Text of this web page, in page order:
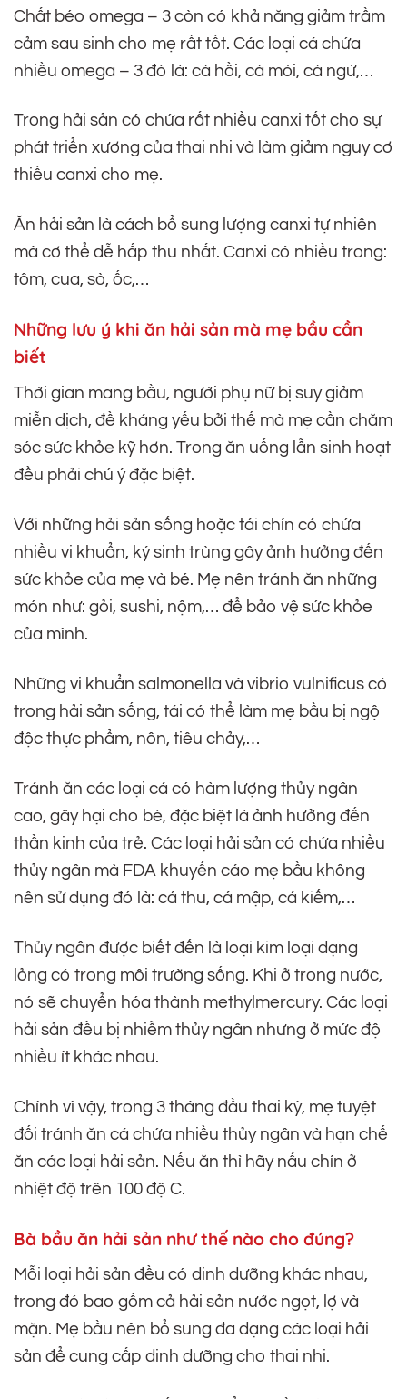
Chất béo omega – 3 còn có khả năng giảm trầm
cảm sau sinh cho mẹ rất tốt. Các loại cá chứa
nhiều omega – 3 đó là: cá hồi, cá mòi, cá ngừ,…
Trong hải sản có chứa rất nhiều canxi tốt cho sự
phát triển xương của thai nhi và làm giảm nguy cơ
thiếu canxi cho mẹ.
Ăn hải sản là cách bổ sung lượng canxi tự nhiên
mà cơ thể dễ hấp thu nhất. Canxi có nhiều trong:
tôm, cua, sò, ốc,…
Những lưu ý khi ăn hải sản mà mẹ bầu cần
biết
Thời gian mang bầu, người phụ nữ bị suy giảm
miễn dịch, đề kháng yếu bởi thế mà mẹ cần chăm
sóc sức khỏe kỹ hơn. Trong ăn uống lẫn sinh hoạt
đều phải chú ý đặc biệt.
Với những hải sản sống hoặc tái chín có chứa
nhiều vi khuẩn, ký sinh trùng gây ảnh hưởng đến
sức khỏe của mẹ và bé. Mẹ nên tránh ăn những
món như: gỏi, sushi, nộm,… để bảo vệ sức khỏe
của mình.
Những vi khuẩn salmonella và vibrio vulnificus có
trong hải sản sống, tái có thể làm mẹ bầu bị ngộ
độc thực phẩm, nôn, tiêu chảy,…
Tránh ăn các loại cá có hàm lượng thủy ngân
cao, gây hại cho bé, đặc biệt là ảnh hưởng đến
thần kinh của trẻ. Các loại hải sản có chứa nhiều
thủy ngân mà FDA khuyến cáo mẹ bầu không
nên sử dụng đó là: cá thu, cá mập, cá kiếm,…
Thủy ngân được biết đến là loại kim loại dạng
lỏng có trong môi trường sống. Khi ở trong nước,
nó sẽ chuyển hóa thành methylmercury. Các loại
hải sản đều bị nhiễm thủy ngân nhưng ở mức độ
nhiều ít khác nhau.
Chính vì vậy, trong 3 tháng đầu thai kỳ, mẹ tuyệt
đối tránh ăn cá chứa nhiều thủy ngân và hạn chế
ăn các loại hải sản. Nếu ăn thì hãy nấu chín ở
nhiệt độ trên 100 độ C.
Bà bầu ăn hải sản như thế nào cho đúng?
Mỗi loại hải sản đều có dinh dưỡng khác nhau,
trong đó bao gồm cả hải sản nước ngọt, lợ và
mặn. Mẹ bầu nên bổ sung đa dạng các loại hải
sản để cung cấp dinh dưỡng cho thai nhi.